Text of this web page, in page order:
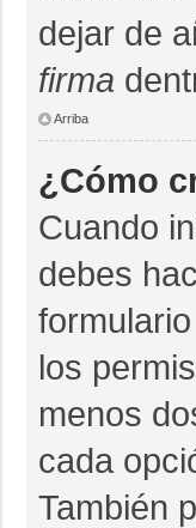
dejar de
firma
Arriba
¿Cómo
Cuando
debes
los
menos
cada
También